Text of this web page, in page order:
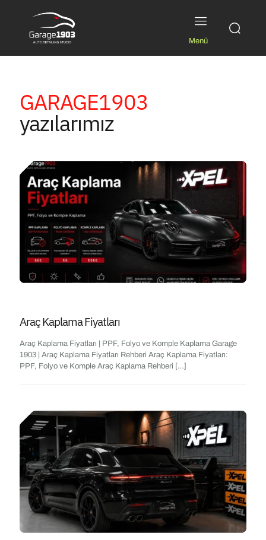
Menü
GARAGE1903
yazılarımız
Araç Kaplama Fiyatları
Araç Kaplama Fiyatları | PPF, Folyo ve Komple Kaplama Garage
1903 | Araç Kaplama Fiyatları Rehberi Araç Kaplama Fiyatları:
PPF, Folyo ve Komple Araç Kaplama Rehberi […]